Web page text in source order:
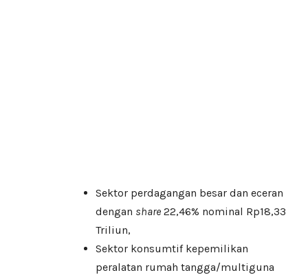
Sektor perdagangan besar dan eceran
dengan share 22,46% nominal Rp18,33
Triliun,
Sektor konsumtif kepemilikan
peralatan rumah tangga/multiguna